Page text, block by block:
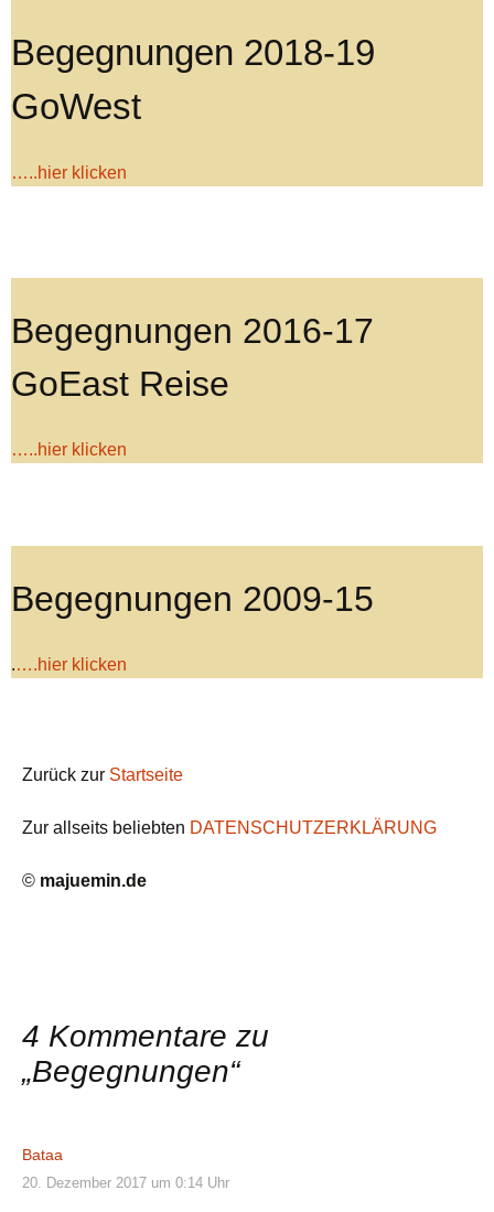
Begegnungen 2018-19
GoWest
…..hier klicken
Begegnungen 2016-17
GoEast Reise
…..hier klicken
Begegnungen 2009-15
.….hier klicken
Zurück zur Startseite
Zur allseits beliebten DATENSCHUTZERKLÄRUNG
© majuemin.de
4 Kommentare zu
„Begegnungen“
Bataa
20. Dezember 2017 um 0:14 Uhr